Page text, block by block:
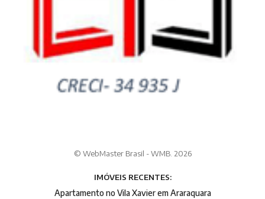
© WebMaster Brasil - WMB. 2026
IMÓVEIS RECENTES:
Apartamento no Vila Xavier em Araraquara